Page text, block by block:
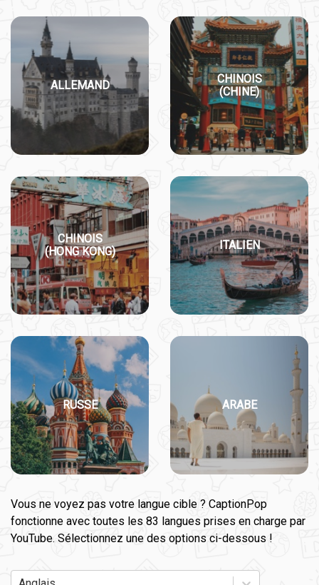
ALLEMAND
CHINOIS
(CHINE)
CHINOIS
(HONG KONG)
ITALIEN
RUSSE ARABE
Vous ne voyez pas votre langue cible ? CaptionPop
fonctionne avec toutes les 83 langues prises en charge par
YouTube. Sélectionnez une des options ci-dessous !